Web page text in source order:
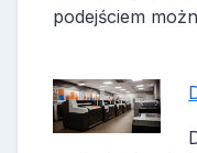
podejściem